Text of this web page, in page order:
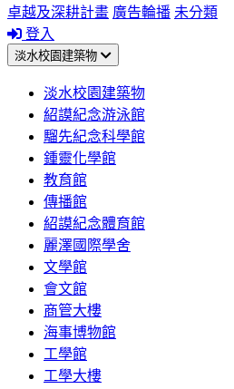
卓越及深耕計畫 廣告輪播 未分類
登入
淡水校園建築物
淡水校園建築物
紹謨紀念游泳館
騮先紀念科學館
鍾靈化學館
教育館
傳播館
紹謨紀念體育館
麗澤國際學舍
文學館
會文館
商管大樓
海事博物館
工學館
工學大樓